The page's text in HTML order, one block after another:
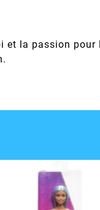
la passion pour